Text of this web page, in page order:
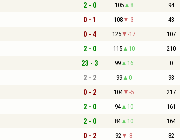
2 - 0 105 8 94
0 - 1 108 -3 43
0 - 4 125 -17 107
2 - 0 115 10 210
23 - 3 99 16 0
2 - 2 99 0 93
0 - 2 104 -5 217
2 - 0 94 10 161
2 - 0 84 10 164
0 - 2 92 -8 82